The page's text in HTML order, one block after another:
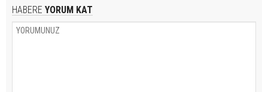
HABERE YORUM KAT